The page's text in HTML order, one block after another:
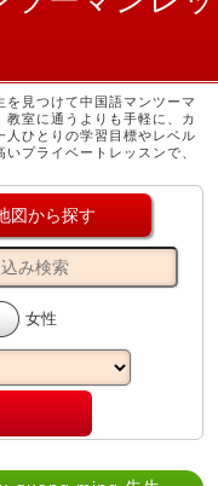
を見つけて中国語マンツーマ
室に通うよりも手軽に、カ
人ひとりの学習目標やレベル
プライベートレッスンで、
図から探す
女性